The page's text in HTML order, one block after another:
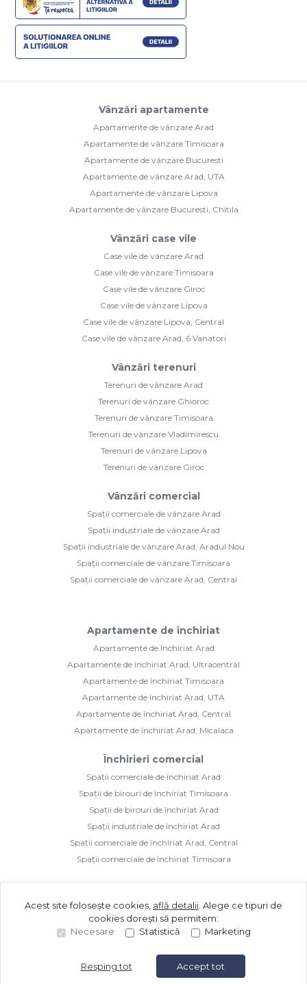
Vânzări apartamente
Apartamente de vânzare Arad
Apartamente de vânzare Timisoara
Apartamente de vânzare Bucuresti
Apartamente de vânzare Arad, UTA
Apartamente de vânzare Lipova
Apartamente de vânzare Bucuresti, Chitila
Vânzări case vile
Case vile de vânzare Arad
Case vile de vânzare Timisoara
Case vile de vânzare Giroc
Case vile de vânzare Lipova
Case vile de vânzare Lipova, Central
Case vile de vânzare Arad, 6 Vanatori
Vânzări terenuri
Terenuri de vânzare Arad
Terenuri de vânzare Ghioroc
Terenuri de vânzare Timisoara
Terenuri de vânzare Vladimirescu
Terenuri de vânzare Lipova
Terenuri de vânzare Giroc
Vânzări comercial
Spații comerciale de vânzare Arad
Spații industriale de vânzare Arad
Spații industriale de vânzare Arad, Aradul Nou
Spații comerciale de vânzare Timisoara
Spații comerciale de vânzare Arad, Central
Apartamente de închiriat
Apartamente de închiriat Arad
Apartamente de închiriat Arad, Ultracentral
Apartamente de închiriat Timisoara
Apartamente de închiriat Arad, UTA
Apartamente de închiriat Arad, Central
Apartamente de închiriat Arad, Micalaca
Închirieri comercial
Spații comerciale de închiriat Arad
Spații de birouri de închiriat Timisoara
Spații de birouri de închiriat Arad
Spații industriale de închiriat Arad
Spații comerciale de închiriat Arad, Central
Spații comerciale de închiriat Timisoara
©2026 Golden Imozone S.R.L.
Site creat în
Acest site folosește cookies, află detalii Alege ce tipuri de
cookies dorești să permitem:
Necesare
Statistică Marketing
Resping tot Accept tot